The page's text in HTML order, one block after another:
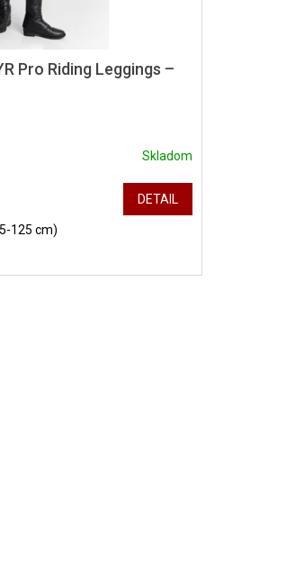
Pro Riding Leggings –
Skladom
DETAIL
125 cm)